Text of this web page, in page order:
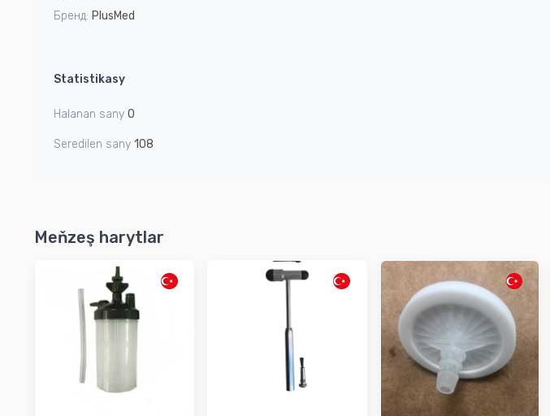
Бренд: PlusMed
Statistikasy
Halanan sany 0
Seredilen sany 108
Meňzeş harytlar